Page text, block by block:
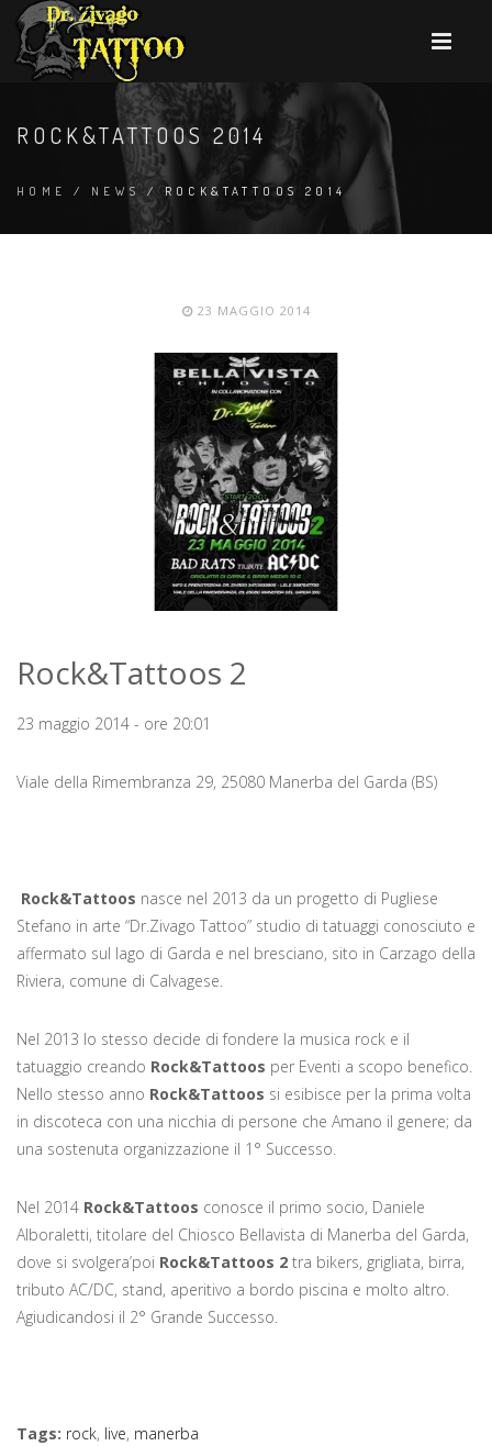
ROCK&TATTOOS 2014
HOME / NEWS / ROCK&TATTOOS 2014
23 MAGGIO 2014
Rock&Tattoos 2
23 maggio 2014 - ore 20:01
Viale della Rimembranza 29, 25080 Manerba del Garda (BS)
Rock&Tattoos nasce nel 2013 da un progetto di Pugliese
Stefano in arte “Dr.Zivago Tattoo” studio di tatuaggi conosciuto e
affermato sul lago di Garda e nel bresciano, sito in Carzago della
Riviera, comune di Calvagese.
Nel 2013 lo stesso decide di fondere la musica rock e il
tatuaggio creando Rock&Tattoos per Eventi a scopo benefico.
Nello stesso anno Rock&Tattoos si esibisce per la prima volta
in discoteca con una nicchia di persone che Amano il genere; da
una sostenuta organizzazione il 1° Successo.
Nel 2014 Rock&Tattoos conosce il primo socio, Daniele
Alboraletti, titolare del Chiosco Bellavista di Manerba del Garda,
dove si svolgera’poi Rock&Tattoos 2 tra bikers, grigliata, birra,
tributo AC/DC, stand, aperitivo a bordo piscina e molto altro.
Agiudicandosi il 2° Grande Successo.
Tags: rock, live, manerba